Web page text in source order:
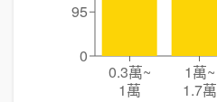
0.3萬~
1萬
1萬~
1.7萬
0
95